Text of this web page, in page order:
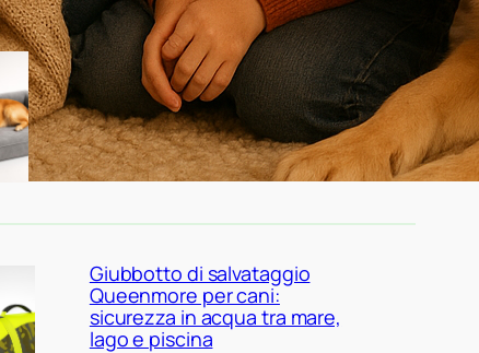
Cuccia ortopedica Feandrea
Blomfy per cani: un letto
comodo per sostegno di
schiena e articolazioni
Giubbotto di salvataggio
Queenmore per cani:
sicurezza in acqua tra mare,
lago e piscina